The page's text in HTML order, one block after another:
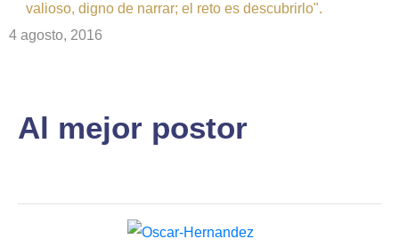
valioso, digno de narrar; el reto es descubrirlo".
4 agosto, 2016
Al mejor postor